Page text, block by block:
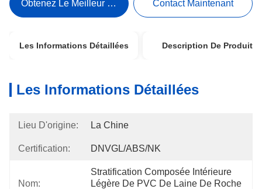
Obtenez Le Meilleur Prix Contact Maintenant
Les Informations Détaillées Description De Produit
Les Informations Détaillées
Lieu D'origine: La Chine
Certification: DNVGL/ABS/NK
Nom:
Stratification Composée Intérieure
Légère De PVC De Laine De Roche